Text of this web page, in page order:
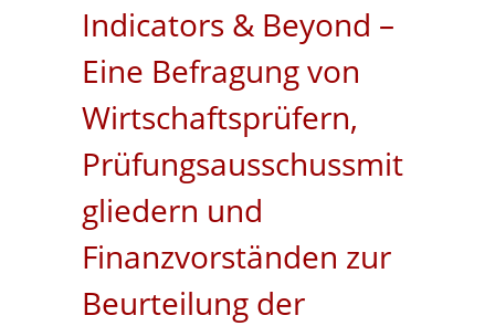
Indicators & Beyond –
Eine Befragung von
Wirtschaftsprüfern,
Prüfungsausschussmit
gliedern und
Finanzvorständen zur
Beurteilung der